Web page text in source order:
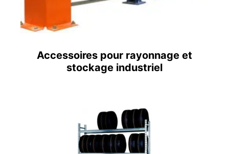
Accessoires pour rayonnage et
stockage industriel